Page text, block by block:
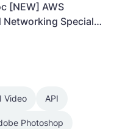
[NEW] AWS
Specialty
2-2024] [Mã 6826
Video API
Photoshop